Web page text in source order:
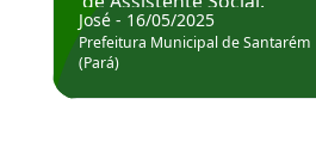
Hoje estou atuando na
Prefeitura de Santarém.
José - 16/05/2025
Prefeitura Municipal de Santarém
(Pará)